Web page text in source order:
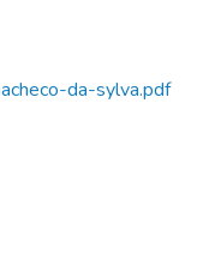
da-sylva.pdf